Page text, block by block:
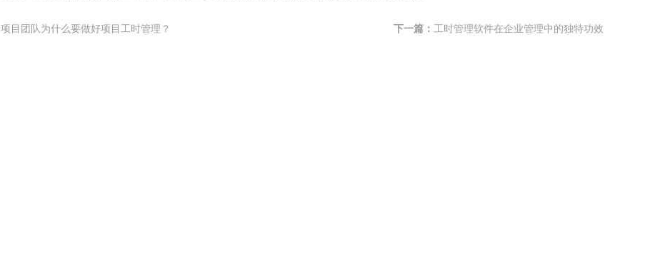
项目团队为什么要做好项目工时管理？ 下一篇： 工时管理软件在企业管理中的独特功效